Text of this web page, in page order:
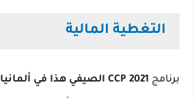
التغطية المالية
برنامج CCP 2021 الصيفي هذا في ألمانيا